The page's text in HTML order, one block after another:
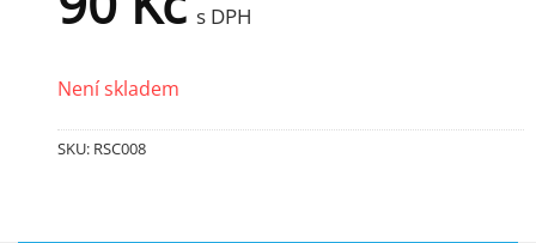
s DPH
Není skladem
SKU: RSC008